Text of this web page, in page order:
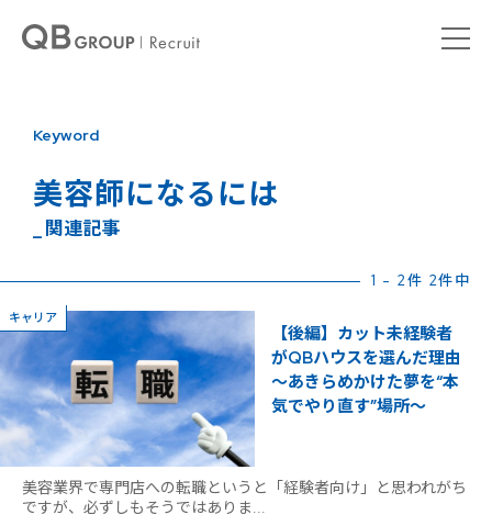
Keyword
美容師になるには
_ 関連記事
1 - 2件 2件中
キャリア
【後編】カット未経験者
がQBハウスを選んだ理由
〜あきらめかけた夢を“本
気でやり直す”場所〜
美容業界で専門店への転職というと「経験者向け」と思われがち
ですが、必ずしもそうではありま...